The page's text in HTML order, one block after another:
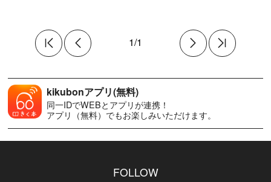
1/1
kikubonアプリ(無料)
同一IDでWEBとアプリが連携！
アプリ（無料）でもお楽しみいただけます。
FOLLOW